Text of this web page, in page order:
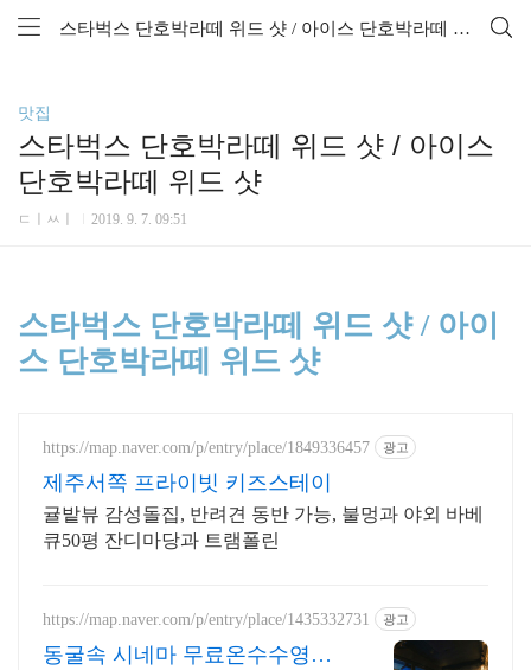
스타벅스 단호박라떼 위드 샷 / 아이스 단호박라떼 위드 샷
맛집
스타벅스 단호박라떼 위드 샷 / 아이스
단호박라떼 위드 샷
ㄷㅣㅆㅣ 2019. 9. 7. 09:51
스타벅스 단호박라떼 위드 샷 / 아이
스 단호박라떼 위드 샷
https://map.naver.com/p/entry/place/1849336457 광고
제주서쪽 프라이빗 키즈스테이
귤밭뷰 감성돌집, 반려견 동반 가능, 불멍과 야외 바베
큐50평 잔디마당과 트램폴린
https://map.naver.com/p/entry/place/1435332731 광고
동굴속 시네마 무료온수수영장